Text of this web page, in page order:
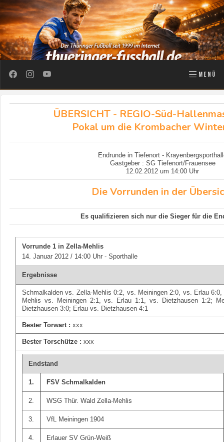
MENÜ
ÜBERSICHT - REGIO-Süd-
Pokal um die Krombacher
Endrunde in Tiefenort -
Gastgeber : SG Tiefenort/Frauensee
12.02.2012 um 14:00 Uhr
Die Vorrunden in der
Es qualifizieren sich nur die Sieger für die
Vorrunde 1 in Zella-Mehlis
14. Januar 2012 / 14:00 Uhr - Sporthalle
Ergebnisse
Schmalkalden vs. Zella-Mehlis 0:2, vs. Meiningen 2:0, vs. Erlau
Mehlis vs. Meiningen 2:1, vs. Erlau 1:1, vs. Dietzhausen 1:2;
Dietzhausen 3:0; Erlau vs. Dietzhausen 4:1
Bester Torwart : xxx
Bester Torschütze : xxx
Endstand
1. FSV Schmalkalden
2. WSG Thür. Wald Zella-Mehlis
3. VfL Meiningen 1904
4. Erlauer SV Grün-Weiß